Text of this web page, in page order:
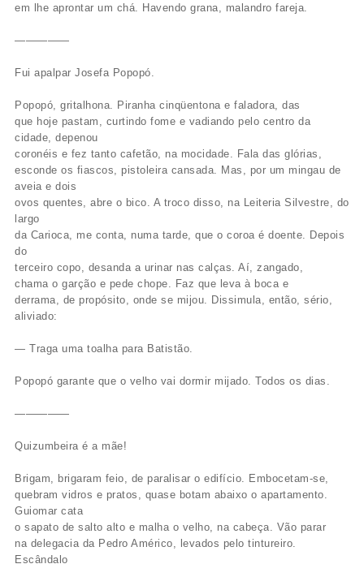
em lhe aprontar um chá. Havendo grana, malandro fareja.
—————
Fui apalpar Josefa Popopó.
Popopó, gritalhona. Piranha cinqüentona e faladora, das
que hoje pastam, curtindo fome e vadiando pelo centro da
cidade, depenou
coronéis e fez tanto cafetão, na mocidade. Fala das glórias,
esconde os fiascos, pistoleira cansada. Mas, por um mingau de
aveia e dois
ovos quentes, abre o bico. A troco disso, na Leiteria Silvestre, do
largo
da Carioca, me conta, numa tarde, que o coroa é doente. Depois
do
terceiro copo, desanda a urinar nas calças. Aí, zangado,
chama o garção e pede chope. Faz que leva à boca e
derrama, de propósito, onde se mijou. Dissimula, então, sério,
aliviado:
— Traga uma toalha para Batistão.
Popopó garante que o velho vai dormir mijado. Todos os dias.
—————
Quizumbeira é a mãe!
Brigam, brigaram feio, de paralisar o edifício. Embocetam-se,
quebram vidros e pratos, quase botam abaixo o apartamento.
Guiomar cata
o sapato de salto alto e malha o velho, na cabeça. Vão parar
na delegacia da Pedro Américo, levados pelo tintureiro.
Escândalo